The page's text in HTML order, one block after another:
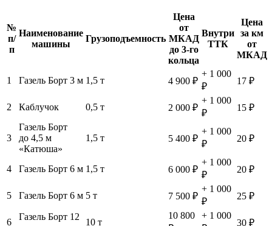
№
п/
п
Наименование
машины
Грузоподъемность
Цена
от
МКАД
до 3-го
кольца
Внутри
ТТК
Цена
за км
от
МКАД
1 Газель Борт 3 м 1,5 т 4 900 ₽
+ 1 000
₽
17 ₽
2 Каблучок 0,5 т 2 000 ₽
+ 1 000
₽
15 ₽
3
Газель Борт
до 4,5 м
«Катюша»
1,5 т 5 400 ₽
+ 1 000
₽
20 ₽
4 Газель Борт 6 м 1,5 т 6 000 ₽
+ 1 000
₽
20 ₽
5 Газель Борт 6 м 5 т 7 500 ₽
+ 1 000
₽
25 ₽
6
Газель Борт 12
10 т
10 800
+ 1 000
30 ₽